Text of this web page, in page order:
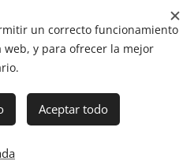
a la cesta
un correcto funcionamiento
y para ofrecer la mejor
Aceptar todo